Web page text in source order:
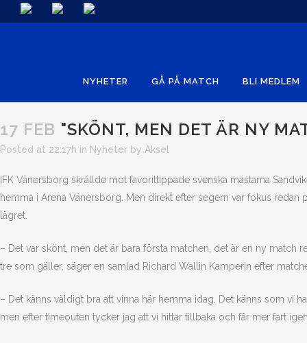
NYHETER GÅ PÅ MATCH BLI MEDLEM
17 FEB "SKÖNT, MEN DET ÄR NY
Posted at 22:17h in Nyheter by Aksel
IFK Vänersborg skrällde mot favorittippade svenska mästarna
hemma i Arena Vänersborg. Men direkt efter segern var fokus redan
lägret.
– Det var skönt, men det är bara första matchen, det är en ny match
tre som gäller, säger en samlad Richard Wallin Kamperin efter
– Det känns väldigt bra att vinna här hemma idag. Det känns som vi
men efter timeouten tycker jag att vi hittar tillbaka och får mer fart